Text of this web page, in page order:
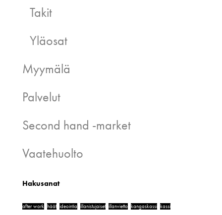
Takit
Yläosat
Myymälä
Palvelut
Second hand -market
Vaatehuolto
Hakusanat
after work häät ideointia illanistujaiset illanvietto kangaskassi kassi